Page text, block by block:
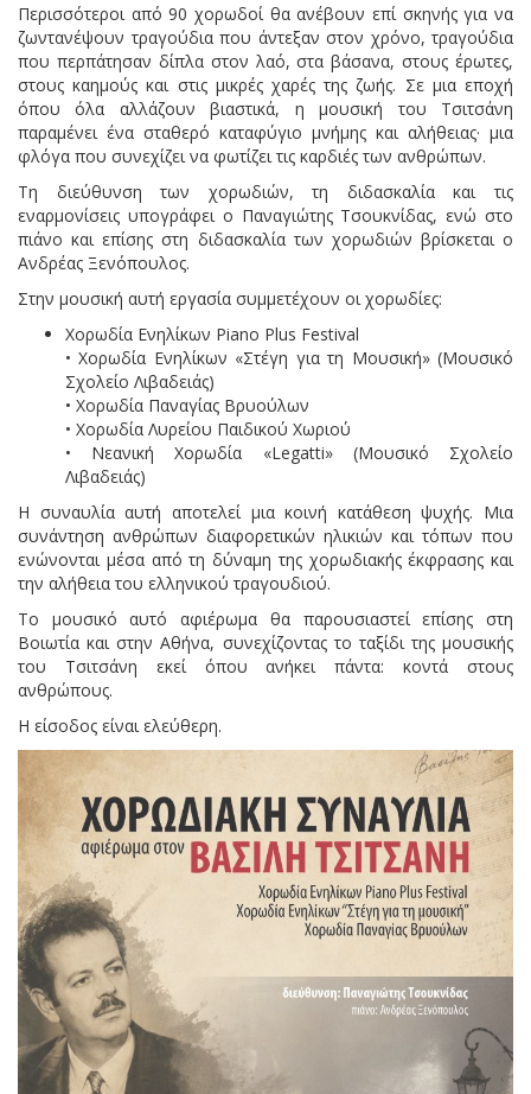
Περισσότεροι από 90 χορωδοί θα ανέβουν επί σκηνής για να
ζωντανέψουν τραγούδια που άντεξαν στον χρόνο, τραγούδια
που περπάτησαν δίπλα στον λαό, στα βάσανα, στους έρωτες,
στους καημούς και στις μικρές χαρές της ζωής. Σε μια εποχή
όπου όλα αλλάζουν βιαστικά, η μουσική του Τσιτσάνη
παραμένει ένα σταθερό καταφύγιο μνήμης και αλήθειας· μια
φλόγα που συνεχίζει να φωτίζει τις καρδιές των ανθρώπων.
Τη διεύθυνση των χορωδιών, τη διδασκαλία και τις
εναρμονίσεις υπογράφει ο Παναγιώτης Τσουκνίδας, ενώ στο
πιάνο και επίσης στη διδασκαλία των χορωδιών βρίσκεται ο
Ανδρέας Ξενόπουλος.
Στην μουσική αυτή εργασία συμμετέχουν οι χορωδίες:
Χορωδία Ενηλίκων Piano Plus Festival
• Χορωδία Ενηλίκων «Στέγη για τη Μουσική» (Μουσικό
Σχολείο Λιβαδειάς)
• Χορωδία Παναγίας Βρυούλων
• Χορωδία Λυρείου Παιδικού Χωριού
• Νεανική Χορωδία «Legatti» (Μουσικό Σχολείο
Λιβαδειάς)
Η συναυλία αυτή αποτελεί μια κοινή κατάθεση ψυχής. Μια
συνάντηση ανθρώπων διαφορετικών ηλικιών και τόπων που
ενώνονται μέσα από τη δύναμη της χορωδιακής έκφρασης και
την αλήθεια του ελληνικού τραγουδιού.
Το μουσικό αυτό αφιέρωμα θα παρουσιαστεί επίσης στη
Βοιωτία και στην Αθήνα, συνεχίζοντας το ταξίδι της μουσικής
του Τσιτσάνη εκεί όπου ανήκει πάντα: κοντά στους
ανθρώπους.
Η είσοδος είναι ελεύθερη.